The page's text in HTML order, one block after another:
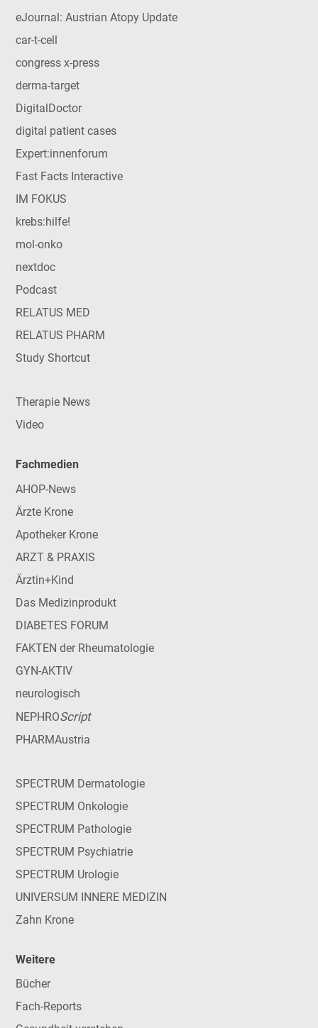
eJournal: Austrian Atopy Update
car-t-cell
congress x-press
derma-target
DigitalDoctor
digital patient cases
Expert:innenforum
Fast Facts Interactive
IM FOKUS
krebs:hilfe!
mol-onko
nextdoc
Podcast
RELATUS MED
RELATUS PHARM
Study Shortcut
Therapie News
Video
Fachmedien
AHOP-News
Ärzte Krone
Apotheker Krone
ARZT & PRAXIS
Ärztin+Kind
Das Medizinprodukt
DIABETES FORUM
FAKTEN der Rheumatologie
GYN-AKTIV
neurologisch
NEPHROScript
PHARMAustria
SPECTRUM Dermatologie
SPECTRUM Onkologie
SPECTRUM Pathologie
SPECTRUM Psychiatrie
SPECTRUM Urologie
UNIVERSUM INNERE MEDIZIN
Zahn Krone
Weitere
Bücher
Fach-Reports